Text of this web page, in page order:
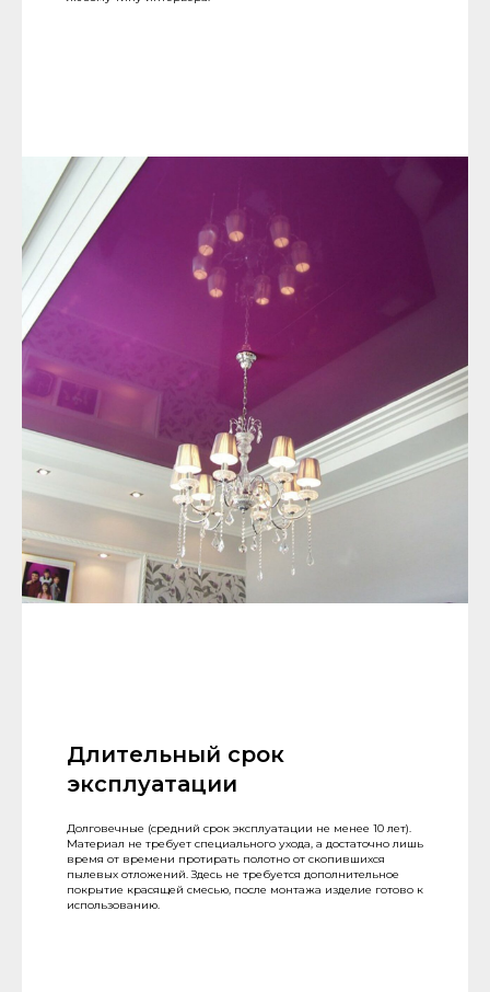
Длительный срок
эксплуатации
Долговечные (средний срок эксплуатации не менее 10 лет).
Материал не требует специального ухода, а достаточно лишь
время от времени протирать полотно от скопившихся
пылевых отложений. Здесь не требуется дополнительное
покрытие красящей смесью, после монтажа изделие готово к
использованию.